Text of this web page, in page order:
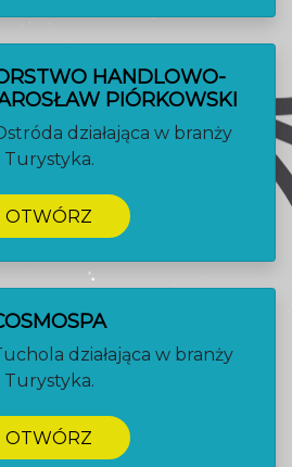
HANDLOWO-
PIÓRKOWSKI
działająca w branży
Turystyka.
OTWÓRZ
działająca w branży
Turystyka.
OTWÓRZ